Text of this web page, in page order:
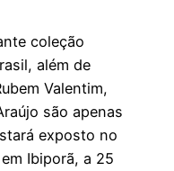
coleção
além de
Valentim,
são apenas
exposto no
Ibiporã, a 25